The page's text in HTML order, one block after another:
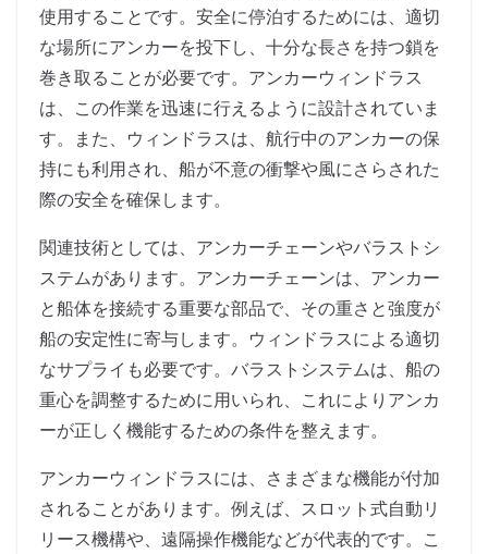
使用することです。安全に停泊するためには、適切
な場所にアンカーを投下し、十分な長さを持つ鎖を
巻き取ることが必要です。アンカーウィンドラス
は、この作業を迅速に行えるように設計されていま
す。また、ウィンドラスは、航行中のアンカーの保
持にも利用され、船が不意の衝撃や風にさらされた
際の安全を確保します。
関連技術としては、アンカーチェーンやバラストシ
ステムがあります。アンカーチェーンは、アンカー
と船体を接続する重要な部品で、その重さと強度が
船の安定性に寄与します。ウィンドラスによる適切
なサプライも必要です。バラストシステムは、船の
重心を調整するために用いられ、これによりアンカ
ーが正しく機能するための条件を整えます。
アンカーウィンドラスには、さまざまな機能が付加
されることがあります。例えば、スロット式自動リ
リース機構や、遠隔操作機能などが代表的です。こ